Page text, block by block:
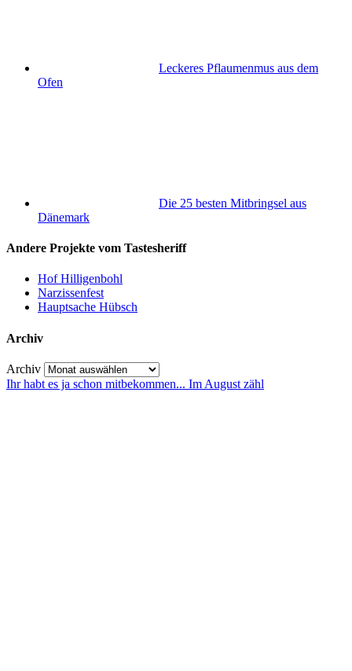
Leckeres Pflaumenmus aus dem
Ofen
Die 25 besten Mitbringsel aus
Dänemark
Andere Projekte vom Tastesheriff
Hof Hilligenbohl
Narzissenfest
Hauptsache Hübsch
Archiv
Archiv
Ihr habt es ja schon mitbekommen... Im August zähl